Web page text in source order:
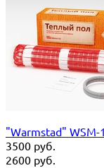
"Warmstad"
3500 руб.
2600 руб.